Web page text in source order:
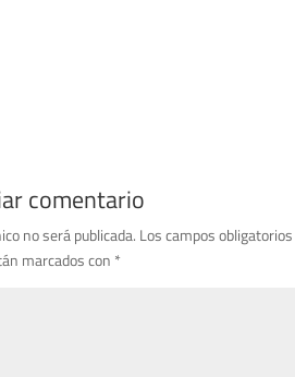
comentario
no será publicada. Los campos obligatorios
marcados con *